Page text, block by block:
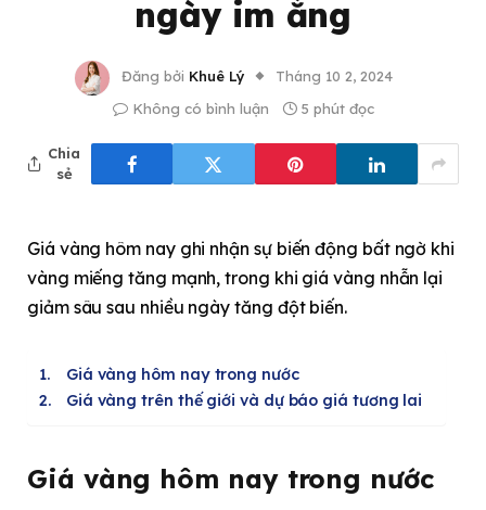
ngày im ắng
Đăng bởi Khuê Lý
Tháng 10 2, 2024
Không có bình luận
5 phút đọc
Chia
sẻ
Giá vàng hôm nay ghi nhận sự biến động bất ngờ khi
vàng miếng tăng mạnh, trong khi giá vàng nhẫn lại
giảm sâu sau nhiều ngày tăng đột biến.
Giá vàng hôm nay trong nước
Giá vàng trên thế giới và dự báo giá tương lai
Giá vàng hôm nay trong nước